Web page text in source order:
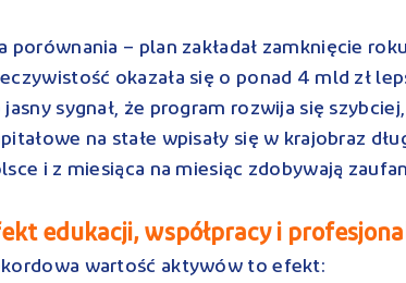
porównania – plan zakładał zamknięcie
okazała się o ponad 4 mld zł
jasny sygnał, że program rozwija się
na stałe wpisały się w krajobraz
i z miesiąca na miesiąc zdobywają
edukacji, współpracy i
wartość aktywów to efekt: